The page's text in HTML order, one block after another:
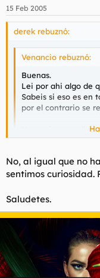
15 Feb 2005
derek rebuznó:
Venancio rebuznó:
Buenas.
Lei por ahi algo de
Sabeis si eso es en
por el contrario se
No se si me explico.
Se pueden tener 50
Gracias y saludetes.
No, al igual que no
sentimos curiosidad.
Saludetes.